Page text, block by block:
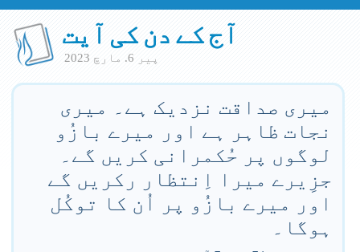
آج کے دن کی آیت
پير 6. مارچ 2023
میری صداقت نزدیک ہے۔ میری
نجات ظاہر ہے اور میرے بازُو
لوگوں پر حُکمرانی کریں گے۔
جزِیرے میرا اِنتظار رکریں گے
اور میرے بازُو پر اُن کا توکُل
ہوگا۔